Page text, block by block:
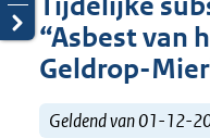
“Asbest van
Geldrop-
Geldend van 01-12-